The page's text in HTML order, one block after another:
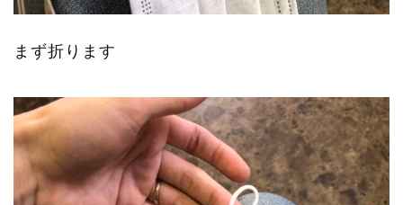
まず折ります